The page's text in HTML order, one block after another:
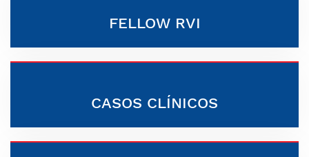
FELLOW RVI
CASOS CLÍNICOS